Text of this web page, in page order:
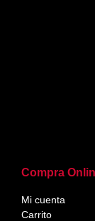
Compra
Mi cuenta
Carrito